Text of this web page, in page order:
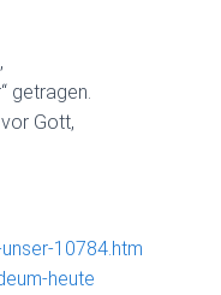
getragen.
Gott,
10784.htm
heute